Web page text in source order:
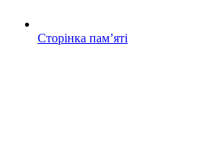
Сторінка памʼяті